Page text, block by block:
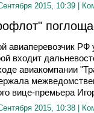
2015, 10:39 |
авиаперевозчик РФ
входит
авиакомпании
вице-премьера
2015, 10:38 |